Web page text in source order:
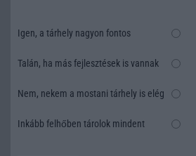
Igen, a tárhely nagyon fontos
Talán, ha más fejlesztések is vannak
Nem, nekem a mostani tárhely is elég
Inkább felhőben tárolok mindent